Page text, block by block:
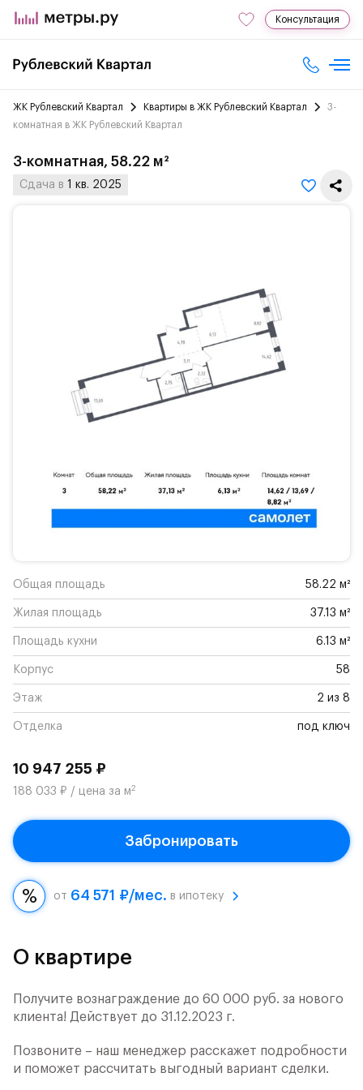
Консультация
ЖК Рублевский Квартал Квартиры в ЖК Рублевский Квартал
3-
комнатная в ЖК Рублевский Квартал
3-комнатная, 58.22 м²
Сдача в 1 кв. 2025
Общая площадь 58.22 м²
Жилая площадь 37.13 м²
Площадь кухни 6.13 м²
Корпус 58
Этаж 2 из 8
Отделка под ключ
10 947 255 ₽
188 033 ₽ / цена за м2
Забронировать
от 64 571 ₽/мес. в ипотеку
О квартире
Получите вознаграждение до 60 000 руб. за нового
клиента! Действует до 31.12.2023 г.
Позвоните – наш менеджер расскажет подробности
и поможет рассчитать выгодный вариант сделки.